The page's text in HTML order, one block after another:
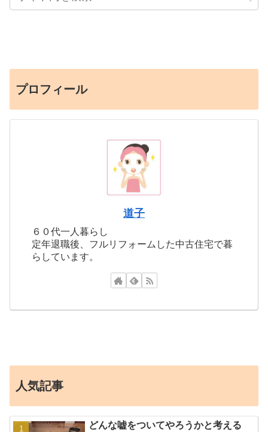
プロフィール
道子
６０代一人暮らし
定年退職後、フルリフォームした中古住宅で暮
らしています。
人気記事
どんな嘘をついてやろうかと考える